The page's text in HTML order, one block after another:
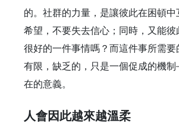
的。社群的力量，是讓彼此在困頓
希望，不要失去信心；同時，又能
很好的一件事情嗎？而這件事所需
有限，缺乏的，只是一個促成的機
在的意義。
人會因此越來越溫柔